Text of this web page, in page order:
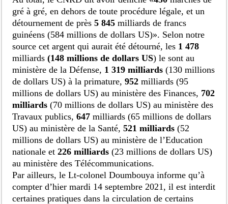
gré à gré, en dehors de toute procédure légale, et un
détournement de près 5 845 milliards de francs
guinéens (584 millions de dollars US)». Selon notre
source cet argent qui aurait été détourné, les 1 478
milliards(148 millions de dollars US) le sont au
ministère de la Défense, 1 319 milliards (130 millions
de dollars US) à la primature,952 milliards (95
millions de dollars US) au ministère des Finances, 702
milliards (70 millions de dollars US) au ministère des
Travaux publics,647 milliards (65 millions de dollars
US) au ministère de la Santé, 521 milliards (52
millions de dollars US) au ministère de l’Education
nationale et226 milliards (23 millions de dollars US)
au ministère des Télécommunications.
Par ailleurs, le Lt-colonel Doumbouya informe qu’à
compter d’hier mardi 14 septembre 2021, il est interdit
certaines pratiques dans la circulation de certains